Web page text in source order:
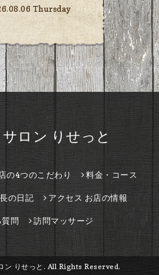
Thursday
ロン りせっと
の4つのこだわり 料金・コース
の日記 アクセス お店の情報
質問 訪問マッサージ
ン りせっと. All Rights Reserved.